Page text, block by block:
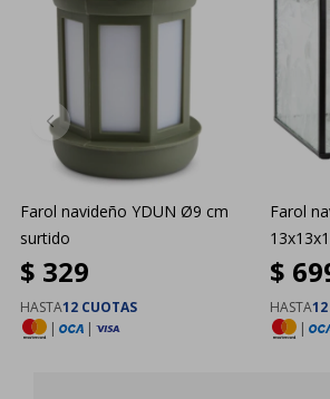
Farol navideño YDUN Ø9 cm
surtido
$ 329
HASTA12 CUOTAS
|
|
Farol
$
HASTA
|